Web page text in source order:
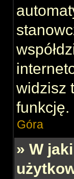
widzisz
funkcję.
Góra
» W